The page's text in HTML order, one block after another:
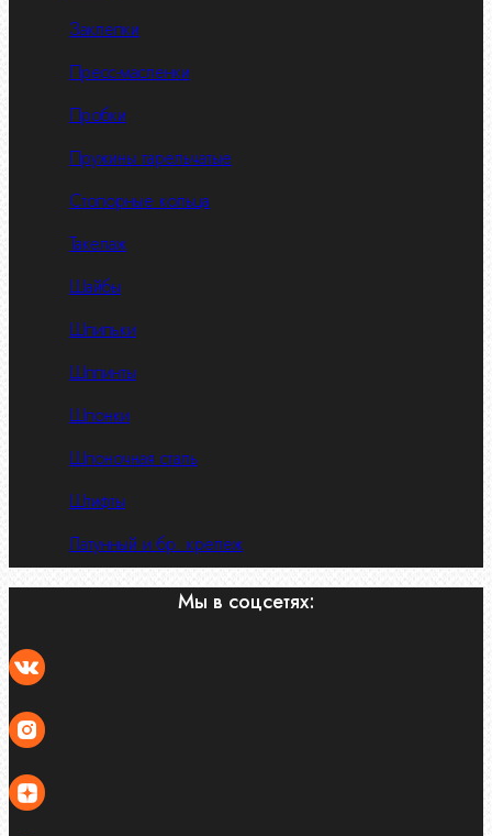
Заклепки
Пресс-масленки
Пробки
Пружины тарельчатые
Стопорные кольца
Такелаж
Шайбы
Шпильки
Шплинты
Шпонки
Шпоночная сталь
Штифты
Латунный и бр. крепеж
Мы в соцсетях: